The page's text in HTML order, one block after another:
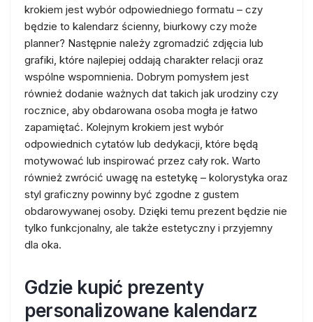
krokiem jest wybór odpowiedniego formatu – czy
będzie to kalendarz ścienny, biurkowy czy może
planner? Następnie należy zgromadzić zdjęcia lub
grafiki, które najlepiej oddają charakter relacji oraz
wspólne wspomnienia. Dobrym pomysłem jest
również dodanie ważnych dat takich jak urodziny czy
rocznice, aby obdarowana osoba mogła je łatwo
zapamiętać. Kolejnym krokiem jest wybór
odpowiednich cytatów lub dedykacji, które będą
motywować lub inspirować przez cały rok. Warto
również zwrócić uwagę na estetykę – kolorystyka oraz
styl graficzny powinny być zgodne z gustem
obdarowywanej osoby. Dzięki temu prezent będzie nie
tylko funkcjonalny, ale także estetyczny i przyjemny
dla oka.
Gdzie kupić prezenty
personalizowane kalendarz